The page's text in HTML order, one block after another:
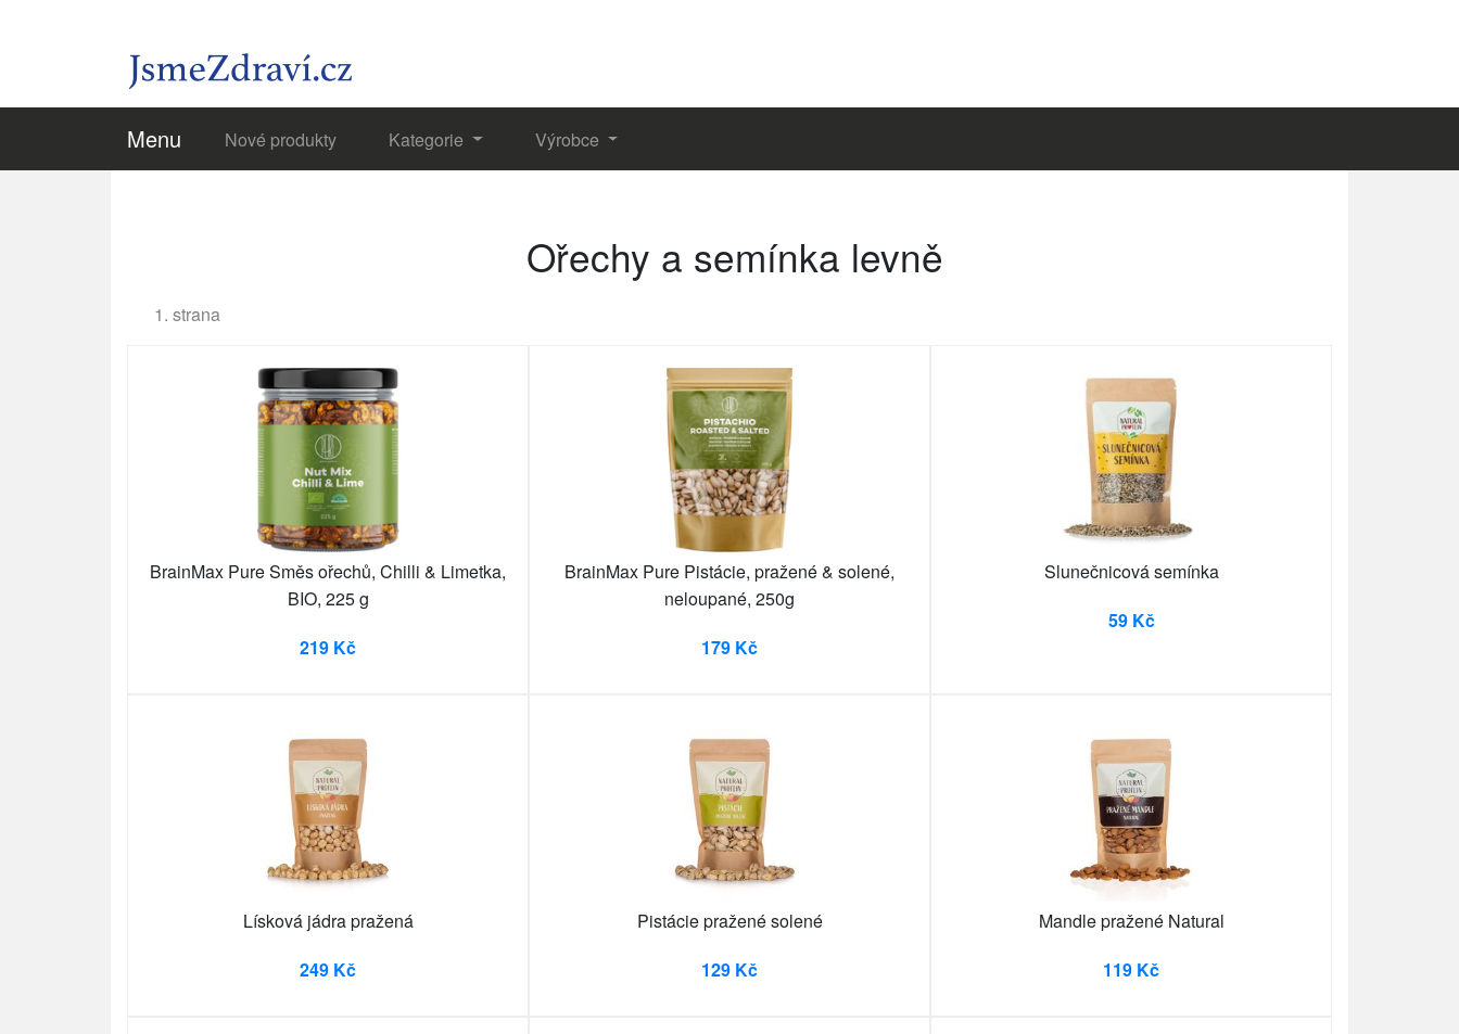
Menu Nové produkty Kategorie Výrobce
Ořechy a semínka levně
1. strana
BrainMax Pure Směs ořechů, Chilli & Limetka,
BIO, 225 g
219 Kč
BrainMax Pure Pistácie, pražené & solené,
neloupané, 250g
179 Kč
Slunečnicová semínka
59 Kč
Lísková jádra pražená
249 Kč
Pistácie pražené solené
129 Kč
Mandle pražené Natural
119 Kč